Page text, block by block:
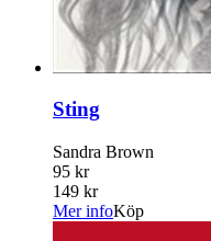
Sting
Sandra Brown
95 kr
149 kr
Mer infoKöp